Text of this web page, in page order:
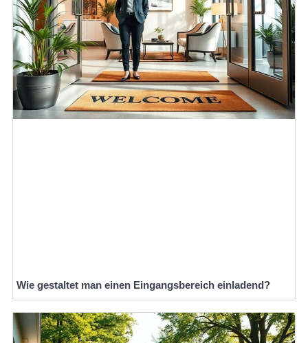
Wie gestaltet man einen Eingangsbereich einladend?